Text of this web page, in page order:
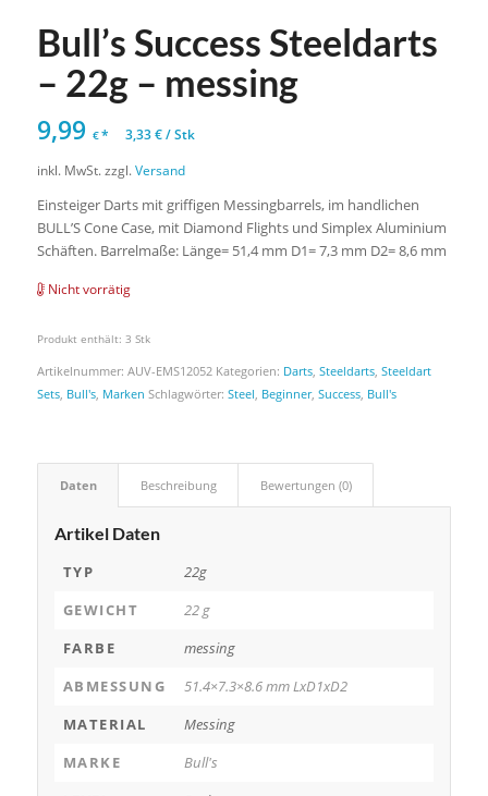
Bull’s Success Steeldarts
– 22g – messing
9,99 €* 3,33€/Stk
inkl. MwSt. zzgl.Versand
Einsteiger Darts mit griffigen Messingbarrels, im handlichen
BULL’S Cone Case, mit Diamond Flights und Simplex Aluminium
Schäften. Barrelmaße: Länge= 51,4 mm D1= 7,3 mm D2= 8,6 mm
Nicht vorrätig
Produkt enthält: 3 Stk
Artikelnummer: AUV-EMS12052 Kategorien: Darts, Steeldarts, Steeldart
Sets, Bull's, Marken Schlagwörter: Steel Beginner, Success, Bull's
Daten Beschreibung Bewertungen (0)
Artikel Daten
TYP
22g
GEWICHT
22 g
FARBE
messing
ABMESSUNG
51.4×7.3×8.6 mm LxD1xD2
MATERIAL
Messing
MARKE
Bull's